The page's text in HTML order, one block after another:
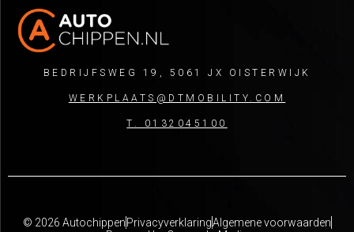
BEDRIJFSWEG 19, 5061 JX OISTERWIJK
WERKPLAATS@DTMOBILITY.COM
T. 0132045100
© 2026 AutochippenPrivacyverklaringAlgemene voorwaarden